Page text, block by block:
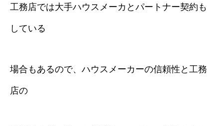
工務店では大手ハウスメーカとパートナー契約も
している
場合もあるので、ハウスメーカーの信頼性と工務
店の